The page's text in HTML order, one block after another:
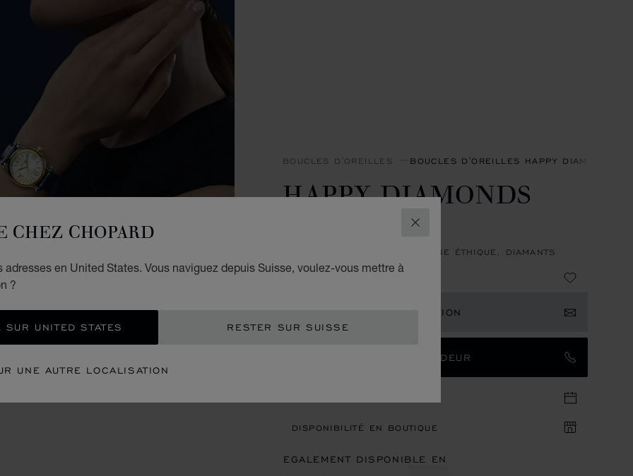
FERMER
CHEZ CHOPARD
adresses en United States. Vous naviguez depuis Suisse, voulez-vous mettre à
?
UNITED STATES RESTER SUR SUISSE
UNE AUTRE LOCALISATION
BOUCLES D'OREILLES BOUCLES D'OREILLES HAPPY DIAMONDS
HAPPY DIAMONDS
BOUCLES D'OREILLES, OR JAUNE ÉTHIQUE, DIAMANTS
CHF 2,590
RECEVOIR UNE NOTIFICATION
CONTACTER UN AMBASSADEUR
DISPONIBILITÉ EN BOUTIQUE
EGALEMENT DISPONIBLE EN